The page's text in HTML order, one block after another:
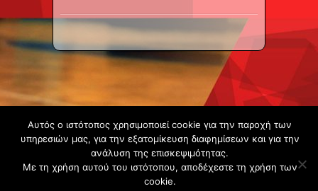
Copyright ©
2020 -
Gsperamatosermis.gr
All rights
Αυτός ο ιστότοπος χρησιμοποιεί cookie για την παροχή των
υπηρεσιών μας, για την εξατομίκευση διαφημίσεων και για την
ανάλυση της επισκεψιμότητας.
Με τη χρήση αυτού του ιστότοπου, αποδέχεστε τη χρήση των
cookie.